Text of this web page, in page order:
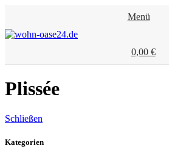
Menü
0,00 €
Plissée
Schließen
Kategorien